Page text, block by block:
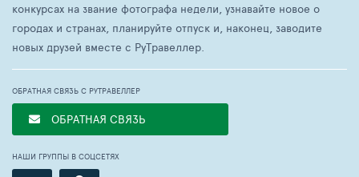
конкурсах на звание фотографа недели, узнавайте новое о
городах и странах, планируйте отпуск и, наконец, заводите
новых друзей вместе с РуТравеллер.
ОБРАТНАЯ СВЯЗЬ С РУТРАВЕЛЛЕР
ОБРАТНАЯ СВЯЗЬ
НАШИ ГРУППЫ В СОЦСЕТЯХ